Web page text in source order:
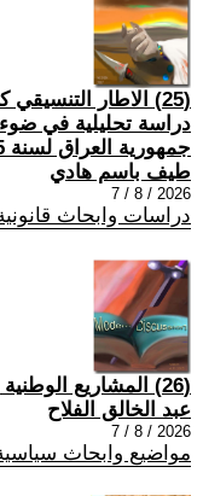
(25) الاطار
جمهورية العراق لسنة 2005
طيف باسم هادي
2026 / 8 / 7
دراسات وابحاث
(26) المشاريع الوطنية ومظاهر السيادة
عبد الخالق الفلاح
2026 / 8 / 7
مواضيع وابحاث